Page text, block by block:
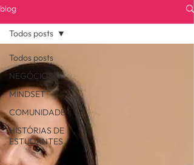
blog
Todos posts
NEGÓCIOS
MINDSET
COMUNIDADE
HISTÓRIAS DE
ESTUDANTES
Todos posts